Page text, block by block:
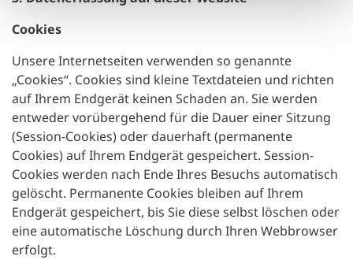
Cookies
Unsere Internetseiten verwenden so genannte
„Cookies“. Cookies sind kleine Textdateien und richten
auf Ihrem Endgerät keinen Schaden an. Sie werden
entweder vorübergehend für die Dauer einer Sitzung
(Session-Cookies) oder dauerhaft (permanente
Cookies) auf Ihrem Endgerät gespeichert. Session-
Cookies werden nach Ende Ihres Besuchs automatisch
gelöscht. Permanente Cookies bleiben auf Ihrem
Endgerät gespeichert, bis Sie diese selbst löschen oder
eine automatische Löschung durch Ihren Webbrowser
erfolgt.